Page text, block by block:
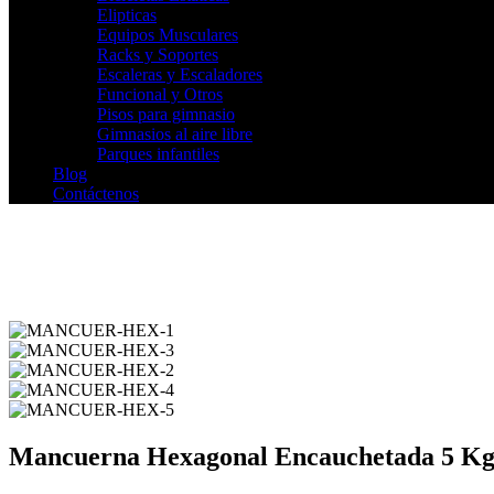
Elipticas
Equipos Musculares
Racks y Soportes
Escaleras y Escaladores
Funcional y Otros
Pisos para gimnasio
Gimnasios al aire libre
Parques infantiles
Blog
Contáctenos
Mancuerna Hexagonal Encauchetada 5 Kg